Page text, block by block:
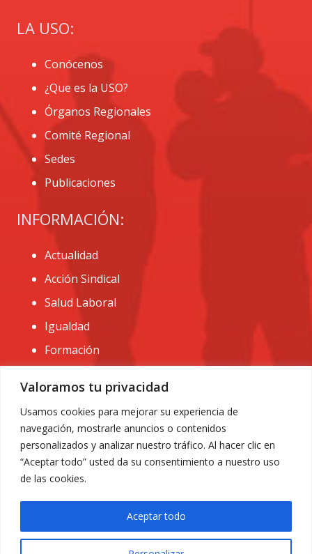
Valoramos tu privacidad
Usamos cookies para mejorar su experiencia de
navegación, mostrarle anuncios o contenidos
personalizados y analizar nuestro tráfico. Al hacer clic en
“Aceptar todo” usted da su consentimiento a nuestro uso
de las cookies.
Aceptar todo
LA USO:
Conócenos
¿Que es la USO?
Órganos Regionales
Comité Regional
Sedes
Publicaciones
INFORMACIÓN:
Actualidad
Acción Sindical
Salud Laboral
Igualdad
Formación
CONTACTO:
administracion@usomurcia.org
968 25 01 20
C/ Huerto de las bombas nº6. 30009 Murcia